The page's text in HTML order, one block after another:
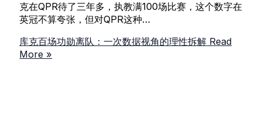
克在QPR待了三年多，执教满100场比赛，这个数字在
英冠不算夸张，但对QPR这种…
库克百场功勋离队：一次数据视角的理性拆解 Read
More »